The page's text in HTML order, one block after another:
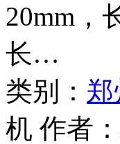
20mm，
长…
类别： 郑
机 作者：